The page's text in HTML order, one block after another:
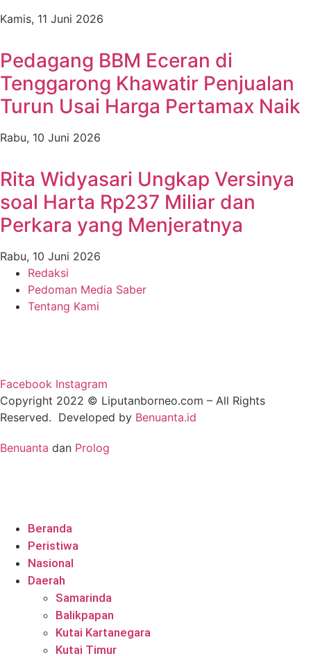
Kamis, 11 Juni 2026
Pedagang BBM Eceran di
Tenggarong Khawatir Penjualan
Turun Usai Harga Pertamax Naik
Rabu, 10 Juni 2026
Rita Widyasari Ungkap Versinya
soal Harta Rp237 Miliar dan
Perkara yang Menjeratnya
Rabu, 10 Juni 2026
Redaksi
Pedoman Media Saber
Tentang Kami
Facebook Instagram
Copyright 2022 © Liputanborneo.com – All Rights
Reserved. Developed by Benuanta.id
Benuanta dan Prolog
Beranda
Peristiwa
Nasional
Daerah
Samarinda
Balikpapan
Kutai Kartanegara
Kutai Timur